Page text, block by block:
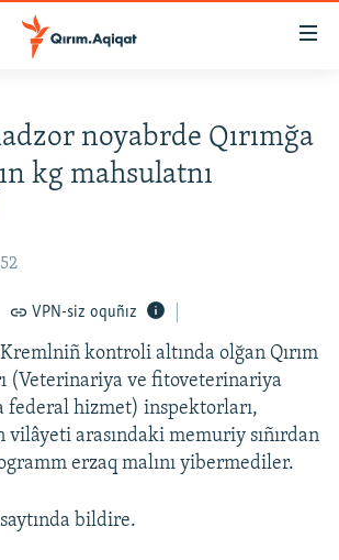
noyabrde Qırımğa
kg mahsulatnı
VPN-siz oquñız
kontroli altında olğan Qırım
(Veterinariya ve fitoveterinariya
federal hizmet) inspektorları,
vilâyeti arasındaki memuriy sıñırdan
erzaq malını yibermediler.
bildire.